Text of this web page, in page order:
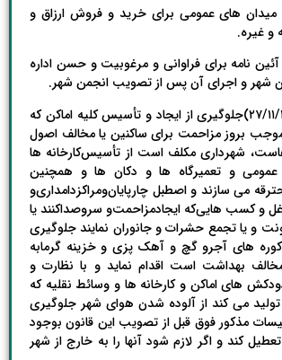
میدان های عمومی برای خرید و فروش ارزاق و
و غیره.
آئین نامه برای فراوانی و مرغوبیت و حسن اداره
و اجرای آن پس از تصویب انجمن شهر.
۱۹) (اصلاحی۲۷/۱۱/۱۳۴۵)جلوگیری از ایجاد و تأسیس کلیه اماکن که
موجب بروز مزاحمت برای ساکنین یا مخالف اصول
شهرداری مکلف است از تأسیس‌کارخانه ها
عمومی و تعمیرگاه ها و دکان ها و همچنین
می سازند و اصطبل چارپایان‌ومراکزدامداری‌و
و کسب هایی‌که ایجادمزاحمت‌و سروصدا‌کنند یا
و یا تجمع حشرات و جانوران نمایند جلوگیری
های آجرو گچ و آهک پزی و خزینه گرمابه
بهداشت است اقدام نماید و با نظارت و
های اماکن و کارخانه ها و وسائط نقلیه که
تولید می کند از آلوده شدن هوای شهر جلوگیری
مذکور فوق قبل از تصویب این قانون بوجود
کند و اگر لازم شود آنها را به خارج از شهر